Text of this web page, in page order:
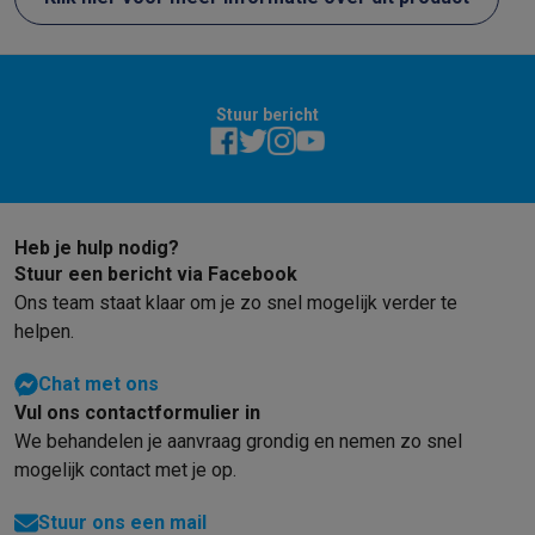
Refurbished smartphonesRefurbished tabletsRefurbished
Huishouden
Kleine keukentoestellen
Kleine keukentoestellen met ecocheques
Vaatwassers met ecochequesKoelkasten met ecocheques
Airco
Airco's met ecocheques
TV & audio
TV met ecocheques
Smartphones met ecocheques
Transport
Elektrische steps met ecocheques
Eco initiatieven
Info & acties
Stuur bericht
Heb je hulp nodig?
Stuur een bericht via Facebook
Ons team staat klaar om je zo snel mogelijk verder te
helpen.
Chat met ons
Vul ons contactformulier in
We behandelen je aanvraag grondig en nemen zo snel
mogelijk contact met je op.
Stuur ons een mail